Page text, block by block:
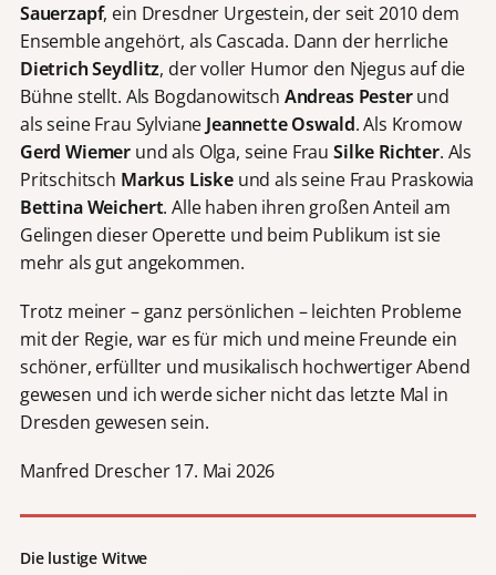
Sauerzapf, ein Dresdner Urgestein, der seit 2010 dem
Ensemble angehört, als Cascada. Dann der herrliche
Dietrich Seydlitz, der voller Humor den Njegus auf die
Bühne stellt. Als Bogdanowitsch Andreas Pesterund
als seine Frau Sylviane Jeannette Oswald. Als Kromow
Gerd Wiemer und als Olga, seine Frau Silke Richter. Als
Pritschitsch Markus Liskeund als seine Frau Praskowia
Bettina Weichert. Alle haben ihren großen Anteil am
Gelingen dieser Operette und beim Publikum ist sie
mehr als gut angekommen.
Trotz meiner – ganz persönlichen – leichten Probleme
mit der Regie, war es für mich und meine Freunde ein
schöner, erfüllter und musikalisch hochwertiger Abend
gewesen und ich werde sicher nicht das letzte Mal in
Dresden gewesen sein.
Manfred Drescher 17. Mai 2026
Die lustige Witwe